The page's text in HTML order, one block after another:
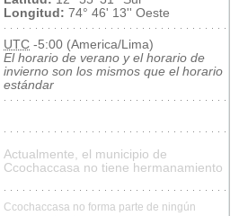
Longitud: 74° 46' 13'' Oeste
UTC -5:00 (America/Lima)
El horario de verano y el horario de
invierno son los mismos que el horario
estándar
Actualmente, el municipio de
Ccochaccasa no tiene hermanamiento
Ccochaccasa no forma parte de ningún